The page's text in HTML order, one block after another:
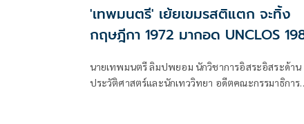
'เทพมนตรี' เย้ยเขมรสติแตก จะทิ้ง
กฤษฎีกา 1972 มากอด UNCLOS
นายเทพมนตรี ลิมปพยอม นักวิชาการอิสระอิสระด้าน
ประวัติศาสตร์และนักเทววิทยา อดีตคณะกรรมาธิการ